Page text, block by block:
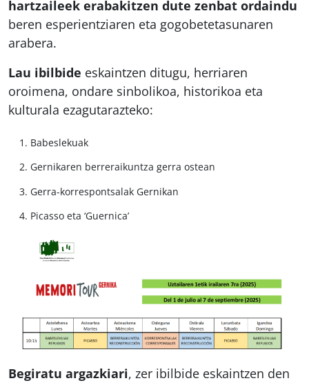
hartzaileek erabakitzen dute zenbat ordaindu
beren esperientziaren eta gogobetetasunaren
arabera.
Lau ibilbide eskaintzen ditugu, herriaren
oroimena, ondare sinbolikoa, historikoa eta
kulturala ezagutarazteko:
Babeslekuak
Gernikaren berreraikuntza gerra ostean
Gerra-korrespontsalak Gernikan
Picasso eta ‘Guernica’
Begiratu argazkiari, zer ibilbide eskaintzen den